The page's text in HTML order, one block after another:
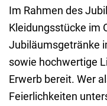
Im Rahmen des
Kleidungsstücke im
Jubiläumsgetränke
sowie hochwertige
Erwerb bereit. Wer
Feierlichkeiten